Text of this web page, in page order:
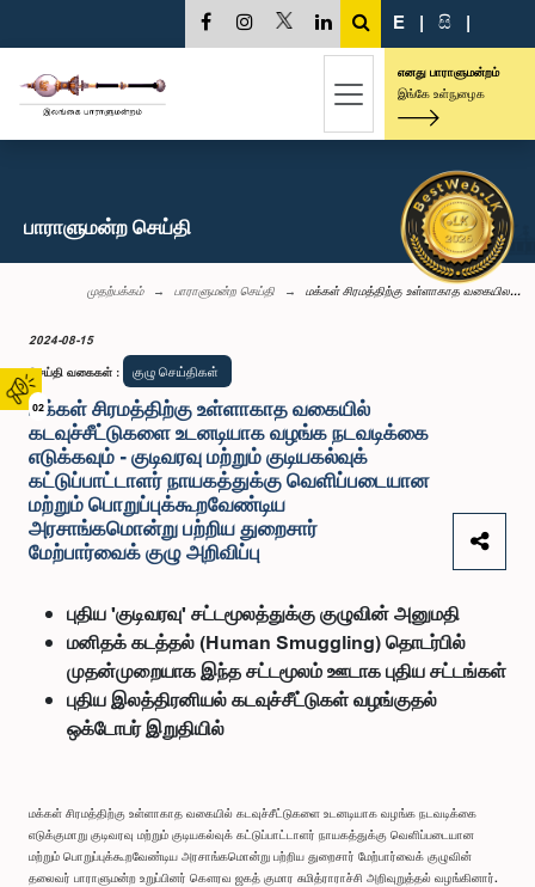
02
E | සි |
எனது பாராளுமன்றம்
இங்கே உள்நுழைக
பாராளுமன்ற செய்தி
முதற்பக்கம் பாராளுமன்ற செய்தி மக்கள் சிரமத்திற்கு உள்ளாகாத வகையில...
2024-08-15
செய்தி வகைகள் : குழு செய்திகள்
மக்கள் சிரமத்திற்கு உள்ளாகாத வகையில்
கடவுச்சீட்டுகளை உடனடியாக வழங்க நடவடிக்கை
எடுக்கவும் - குடிவரவு மற்றும் குடியகல்வுக்
கட்டுப்பாட்டாளர் நாயகத்துக்கு வெளிப்படையான
மற்றும் பொறுப்புக்கூறவேண்டிய
அரசாங்கமொன்று பற்றிய துறைசார்
மேற்பார்வைக் குழு அறிவிப்பு
புதிய 'குடிவரவு' சட்டமூலத்துக்கு குழுவின் அனுமதி
மனிதக் கடத்தல் (Human Smuggling) தொடர்பில்
முதன்முறையாக இந்த சட்டமூலம் ஊடாக புதிய சட்டங்கள்
புதிய இலத்திரனியல் கடவுச்சீட்டுகள் வழங்குதல்
ஒக்டோபர் இறுதியில்
மக்கள் சிரமத்திற்கு உள்ளாகாத வகையில் கடவுச்சீட்டுகளை உடனடியாக வழங்க நடவடிக்கை
எடுக்குமாறு குடிவரவு மற்றும் குடியகல்வுக் கட்டுப்பாட்டாளர் நாயகத்துக்கு வெளிப்படையான
மற்றும் பொறுப்புக்கூறவேண்டிய அரசாங்கமொன்று பற்றிய துறைசார் மேற்பார்வைக் குழுவின்
தலைவர் பாராளுமன்ற உறுப்பினர் கௌரவ ஜகத் குமார சுமித்ராராச்சி அறிவுறுத்தல் வழங்கினார்.